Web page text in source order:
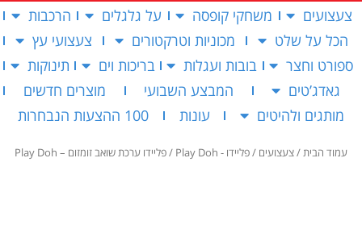
צעצועים משחקי קופסה על גלגלים
הרכבות
הכל על שלט
מכוניות וטרקטורים
צעצועי עץ
ספורט וחצר
בובות ועגלות בריכות וים
תינוקות
גאדג’טים
המבצע השבועי
מוצרים חדשים
מותגים ולהיטים
עונות 100 ההצעות הנבחרות
עמוד הבית/צעצועים /פליידו - Play Doh / פליידו ערכת שואב זומזום – Play Doh